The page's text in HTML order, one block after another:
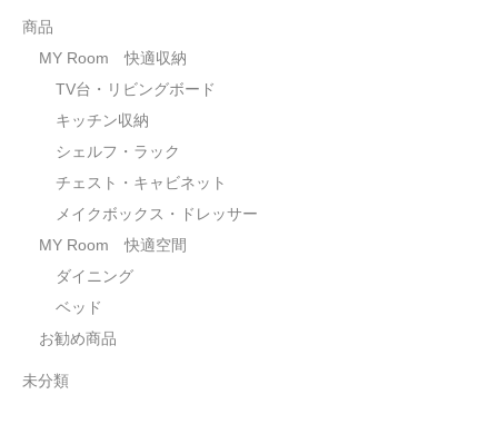
商品
MY Room 快適収納
TV台・リビングボード
キッチン収納
シェルフ・ラック
チェスト・キャビネット
メイクボックス・ドレッサー
MY Room 快適空間
ダイニング
ベッド
お勧め商品
未分類